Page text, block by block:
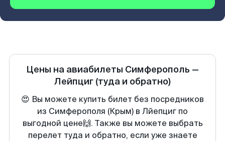
Цены на авиабилеты Симферополь —
Лейпциг (туда и обратно)
😍 Вы можете купить билет без посредников
из Симферополя (Крым) в Лйепциг по
выгодной цене🙌. Также вы можете выбрать
перелет туда и обратно, если уже знаете